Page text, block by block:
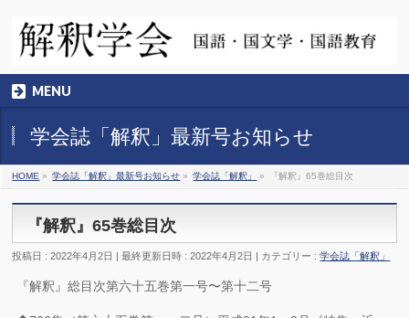
MENU
学会誌「解釈」最新号お知らせ
HOME » 学会誌「解釈」最新号お知らせ » 学会誌「解釈」 » 『解釈』65巻総目次
『解釈』65巻総目次
投稿日 : 2022年4月2日 最終更新日時 : 2022年4月2日 カテゴリー :学会誌「解釈」
『解釈』総目次第六十五巻第一号〜第十二号